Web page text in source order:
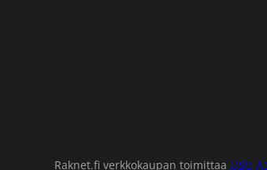
Raknet.fi verkkokaupan toimittaa OSU